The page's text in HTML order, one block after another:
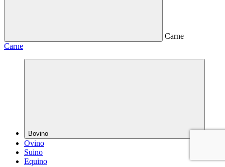
Carne
Carne
Bovino
Ovino
Suino
Equino